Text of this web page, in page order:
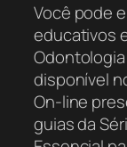
Você pode
educativos
disponível
On-line
guias da